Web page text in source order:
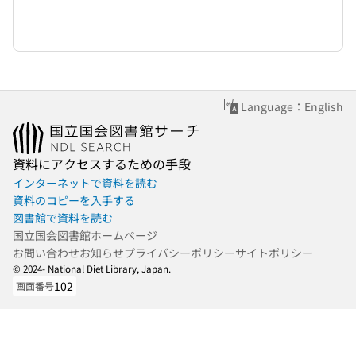
Language：English
資料にアクセスするための手段
インターネットで資料を読む
資料のコピーを入手する
図書館で資料を読む
国立国会図書館ホームページ
お問い合わせお知らせプライバシーポリシーサイトポリシー
© 2024- National Diet Library, Japan.
画面番号102